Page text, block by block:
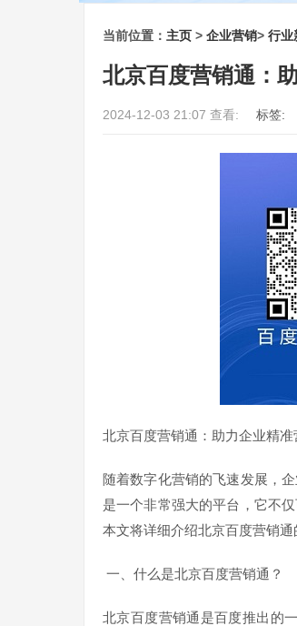
当前位置： 主页 > 企业营销> 行业
北京百度营销通：
2024-12-03 21:07 查看: 标签:
北京百度营销通：助力企业精
随着数字化营销的飞速发展，
是一个非常强大的平台，它不
本文将详细介绍北京百度营销
一、什么是北京百度营销通？
北京百度营销通是百度推出的